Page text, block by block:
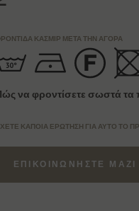
ΚΑΣΜΊΡ ΜΕΤΆ ΤΗΝ ΑΓΟΡΆ
να φροντίσετε σωστά τα
ΚΆΠΟΙΑ ΕΡΏΤΗΣΗ ΓΙΑ ΑΥΤΌ ΤΟ
ΕΠΙΚΟΙΝΩΝΉΣΤΕ